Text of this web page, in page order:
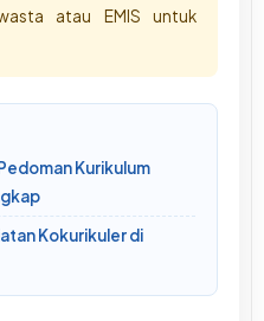
atau EMIS untuk
Kurikulum
Kokurikuler di